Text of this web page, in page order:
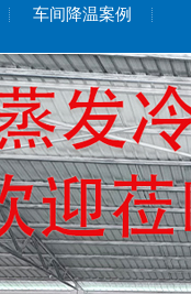
车间降温案例